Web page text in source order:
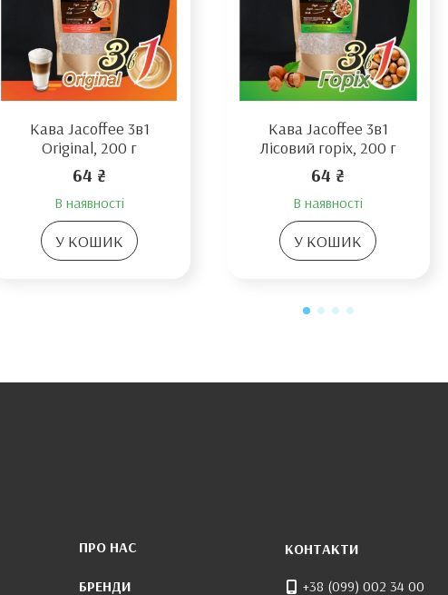
Кава Jacoffee 3в1
Original, 200 г
64 ₴
В наявності
У КОШИК
Кава Jacoffee 3в1
Лісовий горіх, 200 г
64 ₴
В наявності
У КОШИК
ПРО НАС
БРЕНДИ
КОНТАКТИ
+38 (099) 002 34 00